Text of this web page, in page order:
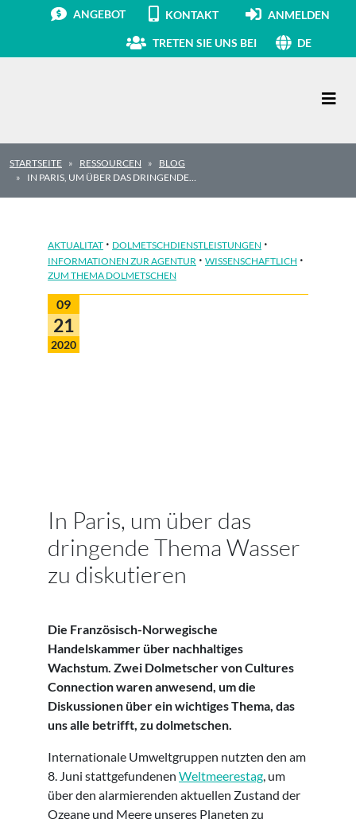
ANGEBOT KONTAKT ANMELDEN
TRETEN SIE UNS BEI DE
STARTSEITE RESSOURCEN
BLOG
IN PARIS, UM ÜBER DAS DRINGENDE…
AKTUALITAT · DOLMETSCHDIENSTLEISTUNGEN ·
INFORMATIONEN ZUR AGENTUR · WISSENSCHAFTLICH ·
ZUM THEMA DOLMETSCHEN
09
21
2020
In Paris, um über das
dringende Thema Wasser
zu diskutieren
Die Französisch-Norwegische
Handelskammer über nachhaltiges
Wachstum. Zwei Dolmetscher von Cultures
Connection waren anwesend, um die
Diskussionen über ein wichtiges Thema, das
uns alle betrifft, zu dolmetschen.
Internationale Umweltgruppen nutzten den am
8. Juni stattgefundenen Weltmeerestag, um
über den alarmierenden aktuellen Zustand der
Ozeane und Meere unseres Planeten zu